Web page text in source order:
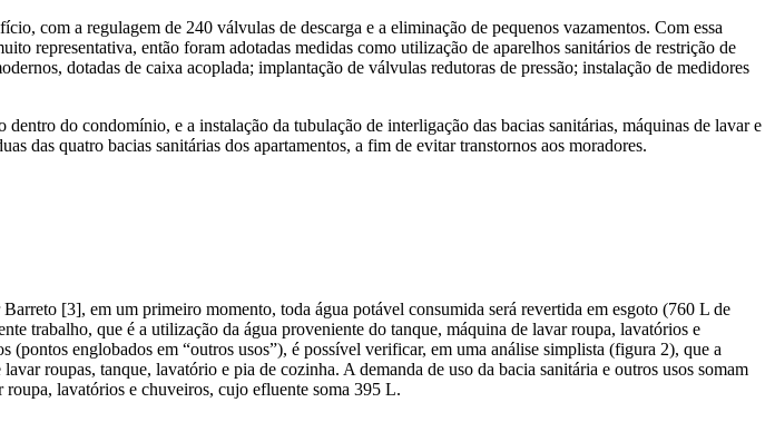
com a regulagem de 240 válvulas de descarga e a eliminação de pequenos vazamentos. Com essa
representativa, então foram adotadas medidas como utilização de aparelhos sanitários de restrição de
dotadas de caixa acoplada; implantação de válvulas redutoras de pressão; instalação de medidores
do condomínio, e a instalação da tubulação de interligação das bacias sanitárias, máquinas de lavar e
das quatro bacias sanitárias dos apartamentos, a fim de evitar transtornos aos moradores.
[3], em um primeiro momento, toda água potável consumida será revertida em esgoto (760 L de
trabalho, que é a utilização da água proveniente do tanque, máquina de lavar roupa, lavatórios e
englobados em “outros usos”), é possível verificar, em uma análise simplista (figura 2), que a
roupas, tanque, lavatório e pia de cozinha. A demanda de uso da bacia sanitária e outros usos somam
lavatórios e chuveiros, cujo efluente soma 395 L.